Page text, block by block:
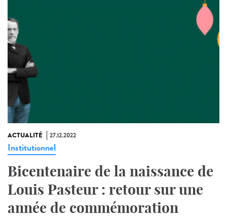
ACTUALITÉ 27.12.2022
Institutionnel
Bicentenaire de la naissance de
Louis Pasteur : retour sur une
année de commémoration